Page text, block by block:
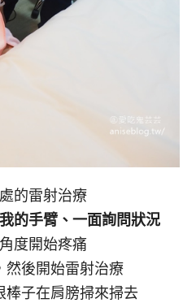
的雷射治療
的手臂、一面詢問狀況
度開始疼痛
然後開始雷射治療
棒子在肩膀掃來掃去